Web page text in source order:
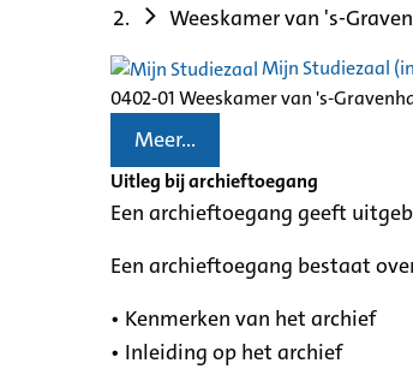
Weeskamer van 's-
Mijn Studiezaal
0402-01 Weeskamer van 's-
Meer...
Uitleg bij archieftoegang
Een archieftoegang geeft
Een archieftoegang bestaat
• Kenmerken van het archief
• Inleiding op het archief